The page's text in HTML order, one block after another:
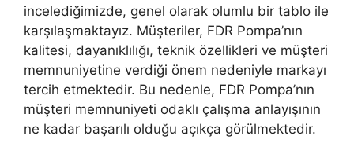
incelediğimizde, genel olarak olumlu bir tablo ile
karşılaşmaktayız. Müşteriler, FDR Pompa’nın
kalitesi, dayanıklılığı, teknik özellikleri ve müşteri
memnuniyetine verdiği önem nedeniyle markayı
tercih etmektedir. Bu nedenle, FDR Pompa’nın
müşteri memnuniyeti odaklı çalışma anlayışının
ne kadar başarılı olduğu açıkça görülmektedir.